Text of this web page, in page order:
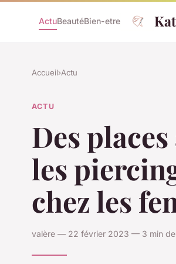
ActuBeautéBien-etre
Accueil›Actu
ACTU
Des
les
chez les
valère — 22 février 2023 — 3 min